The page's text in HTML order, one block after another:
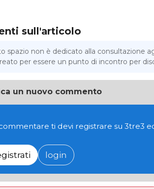
sull'articolo
spazio non è dedicato alla consultazione
per essere un punto di incontro per
un nuovo commento
ti devi registrare su 3tre3
login